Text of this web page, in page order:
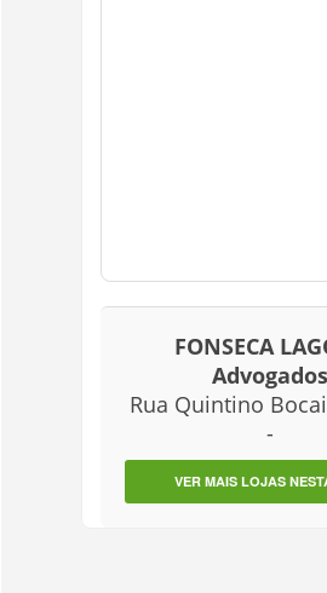
FONSECA
Advogados
Rua Quintino
-
VER MAIS LOJAS